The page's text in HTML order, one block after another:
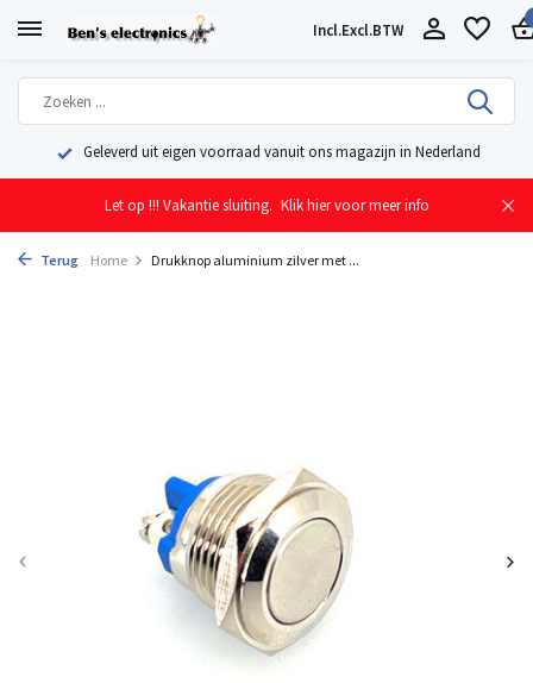
Incl.Excl.BTW
Geleverd uit eigen voorraad vanuit ons magazijn in Nederland
Let op !!! Vakantie sluiting. Klik hier voor meer info
Terug Home Drukknop aluminium zilver met ...